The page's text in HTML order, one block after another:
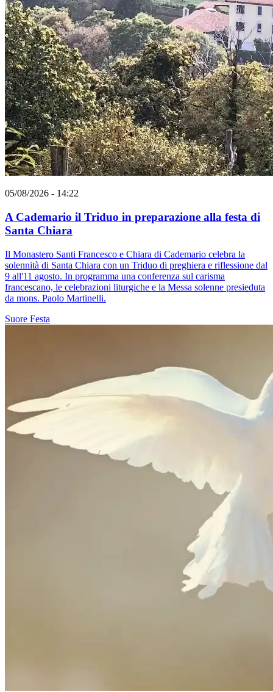
05/08/2026 - 14:22
A Cademario il Triduo in preparazione alla festa di
Santa Chiara
Il Monastero Santi Francesco e Chiara di Cademario celebra la
solennità di Santa Chiara con un Triduo di preghiera e riflessione dal
9 all'11 agosto. In programma una conferenza sul carisma
francescano, le celebrazioni liturgiche e la Messa solenne presieduta
da mons. Paolo Martinelli.
Suore Festa